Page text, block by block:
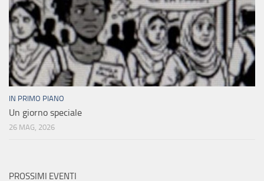
IN PRIMO PIANO
Un giorno speciale
26 MAG, 2026
PROSSIMI EVENTI